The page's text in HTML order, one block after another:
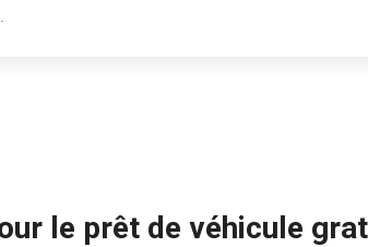
le prêt de véhicule